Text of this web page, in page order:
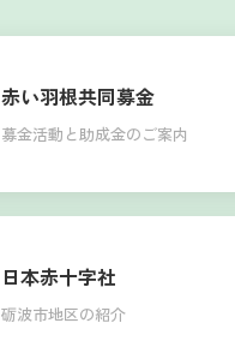
赤い羽根共同募金
募金活動と助成金のご案内
日本赤十字社
砺波市地区の紹介